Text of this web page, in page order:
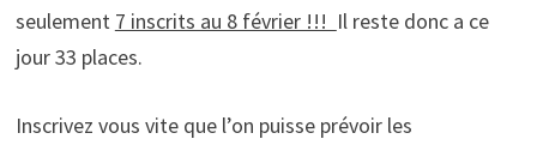
seulement 7 inscrits au 8 février !!! Il reste donc a ce
jour 33 places.
Inscrivez vous vite que l’on puisse prévoir les